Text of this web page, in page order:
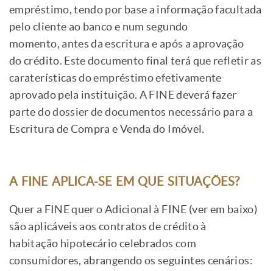
empréstimo, tendo por base a informação facultada
pelo cliente ao banco e num segundo
momento, antes da escritura e após a aprovação
do crédito. Este documento final terá que refletir as
caraterísticas do empréstimo efetivamente
aprovado pela instituição. A FINE deverá fazer
parte do dossier de documentos necessário para a
Escritura de Compra e Venda do Imóvel.
A FINE APLICA-SE EM QUE SITUAÇÕES?
Quer a FINE quer o Adicional à FINE (ver em baixo)
são aplicáveis aos contratos de crédito à
habitação hipotecário celebrados com
consumidores, abrangendo os seguintes cenários: